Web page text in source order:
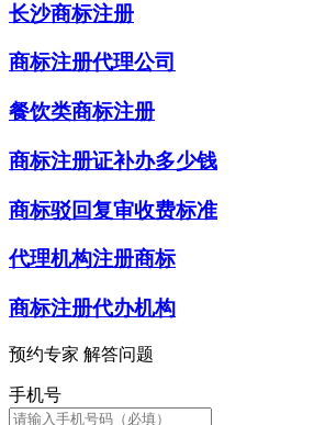
长沙商标注册
商标注册代理公司
餐饮类商标注册
商标注册证补办多少钱
商标驳回复审收费标准
代理机构注册商标
商标注册代办机构
预约专家 解答问题
手机号